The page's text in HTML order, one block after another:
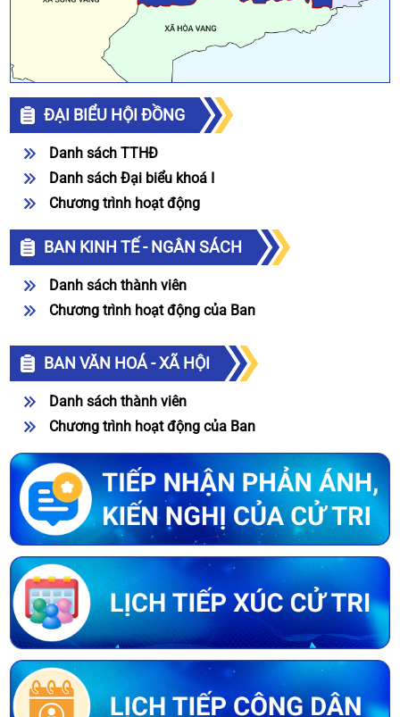
ĐẠI BIỂU HỘI ĐỒNG
Danh sách TTHĐ
Danh sách Đại biểu khoá I
Chương trình hoạt động
BAN KINH TẾ - NGÂN SÁCH
Danh sách thành viên
Chương trình hoạt động của Ban
BAN VĂN HOÁ - XÃ HỘI
Danh sách thành viên
Chương trình hoạt động của Ban